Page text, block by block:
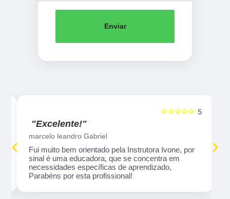
Enviar
5
☆☆☆☆☆
"Excelente!"
marcelo leandro Gabriel
Fui muito bem orientado pela Instrutora Ivone, por
sinal é uma educadora, que se concentra em
necessidades específicas de aprendizado,
Parabéns por esta profissional!
‹ ›